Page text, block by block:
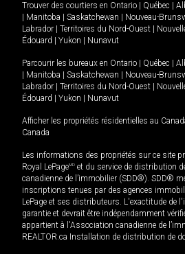
Trouver des courtiers en Ontario Québec
Manitoba Saskatchewan Nouveau-
Labrador
Territoires du Nord-Ouest
Édouard
Yukon Nunavut
Parcourir les bureaux en Ontario Québec
Manitoba Saskatchewan Nouveau-
Labrador
Territoires du Nord-Ouest
Édouard
Yukon Nunavut
Afficher les propriétés résidentielles au
Canada
Les informations des propriétés sur ce site
Royal LePageMD et du service de distribution
canadienne de l’immobilier (SDD®). SDD®
inscriptions tenues par des agences
LePage et ses distributeurs. L'exactitude de
garantie et devrait être indépendamment
appartient à l'Association canadienne de
REALTOR.ca Installation de distribution de